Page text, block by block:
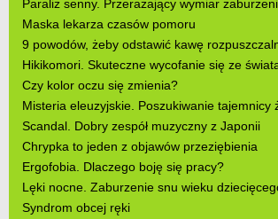
Paraliż senny. Przerażający wymiar
Maska lekarza czasów pomoru
9 powodów, żeby odstawić kawę
Hikikomori. Skuteczne wycofanie się ze
Czy kolor oczu się zmienia?
Misteria eleuzyjskie. Poszukiwanie tajemnicy
Scandal. Dobry zespół muzyczny z Japonii
Chrypka to jeden z objawów przeziębienia
Ergofobia. Dlaczego boję się pracy?
Lęki nocne. Zaburzenie snu wieku
Syndrom obcej ręki